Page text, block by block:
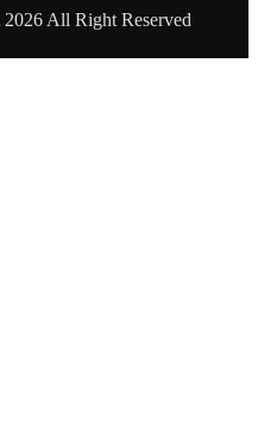
2026 All Right Reserved